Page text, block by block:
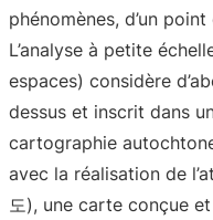
phénomènes, d’un
L’analyse à petite
espaces) considère
dessus et inscrit dans
cartographie
avec la réalisation de
도), une carte conçue